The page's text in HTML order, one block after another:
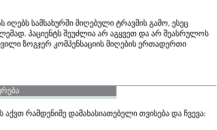
სამსახურში მიღებული ტრავმის გამო, ესეც
პაციენტს შეუძლია არ აგყვეთ და არ შეასრულოს
ზოგჯერ კომპენსაციის მიღების ერთადერთი
რამდენიმე დამახასიათებელი თვისება და ჩვევა: